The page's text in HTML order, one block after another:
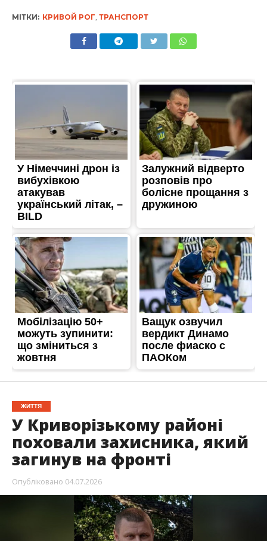
МІТКИ: КРИВОЙ РОГ, ТРАНСПОРТ
ЖИТТЯ
У Криворізькому районі
поховали захисника, який
загинув на фронті
Опубліковано 04.07.2026